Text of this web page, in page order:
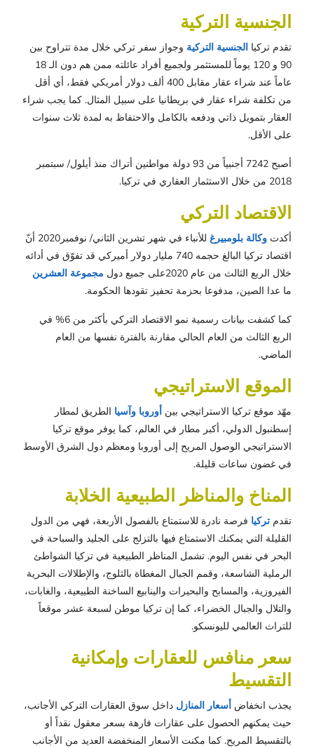
الجنسية التركية
تقدم تركيا الجنسية التركية وجواز سفر تركي خلال مدة تتراوح بين
90 و 120 يوماً للمستثمر ولجميع أفراد عائلته ممن هم دون الـ 18
عاماً عند شراء عقار مقابل 400 ألف دولار أمريكي فقط، أي أقل
من تكلفة شراء عقار في بريطانيا على سبيل المثال. كما يجب شراء
العقار بتمويل ذاتي ودفعه بالكامل والاحتفاظ به لمدة ثلاث سنوات
على الأقل.
أصبح 7242 أجنبياً من 93 دولة مواطنين أتراك منذ أيلول/ سبتمبر
2018 من خلال الاستثمار العقاري في تركيا.
الاقتصاد التركي
أكدت وكالة بلومبيرغ
للأنباء في شهر تشرين الثاني/ نوفمبر2020 أنّ
اقتصاد تركيا البالغ حجمه 740 مليار دولار أميركي قد تفوّق في أدائه
خلال الربع الثالث من عام 2020على جميع دول
مجموعة العشرين
ما عدا الصين، مدفوعا بحزمة تحفيز تقودها الحكومة.
كما كشفت بيانات رسمية نمو الاقتصاد التركي بأكثر من 6% في
الربع الثالث من العام الحالي مقارنة بالفترة نفسها من العام
الماضي.
الموقع الاستراتيجي
مهّد موقع تركيا الاستراتيجي بين أوروبا وآسيا الطريق لمطار
إسطنبول الدولي، أكبر مطار في العالم، كما يوفر موقع تركيا
الاستراتيجي الوصول المريح إلى أوروبا ومعظم دول الشرق الأوسط
في غضون ساعات قليلة.
المناخ والمناظر الطبيعية الخلابة
تقدم تركيا فرصة نادرة للاستمتاع بالفصول الأربعة، فهي من الدول
القليلة التي يمكنك الاستمتاع فيها بالتزلج على الجليد والسباحة في
البحر في نفس اليوم. تشمل المناظر الطبيعية في تركيا الشواطئ
الرملية الشاسعة، وقمم الجبال المغطاة بالثلوج، والإطلالات البحرية
الفيروزية، والمسابح والبحيرات والينابيع الساخنة الطبيعية، والغابات،
والتلال والجبال الخضراء، كما إن تركيا موطن لسبعة عشر موقعاً
للتراث العالمي لليونسكو.
سعر منافس للعقارات وإمكانية
التقسيط
يجذب انخفاض أسعار المنازل داخل سوق العقارات التركي الأجانب،
حيث يمكنهم الحصول على عقارات فارهة بسعر معقول نقداً أو
بالتقسيط المريح. كما مكنت الأسعار المنخفضة العديد من الأجانب